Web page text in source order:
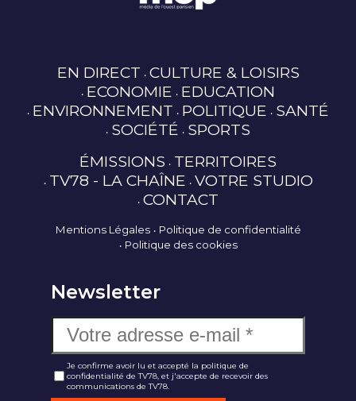
EN DIRECT CULTURE & LOISIRS
ECONOMIE EDUCATION
ENVIRONNEMENT POLITIQUE SANTÉ
SOCIÉTÉ SPORTS
ÉMISSIONS TERRITOIRES
TV78 - LA CHAÎNE VOTRE STUDIO
CONTACT
Mentions Légales
Politique de confidentialité
Politique des cookies
Newsletter
Je confirme avoir lu et accepté la politique de
confidentialité de TV78, et j'accepte de recevoir des
communications de TV78.